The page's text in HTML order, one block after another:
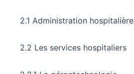
2.1 Administration hospitalière
2.2 Les services hospitaliers